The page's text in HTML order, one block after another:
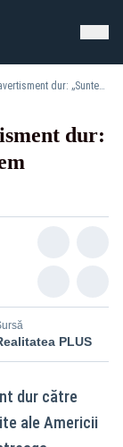
Donald Trump, un nou avertisment dur: „Suntem pregătiți să distrugem infrastructura Iranului”
dur:
PLUS
dur către
ale Americii